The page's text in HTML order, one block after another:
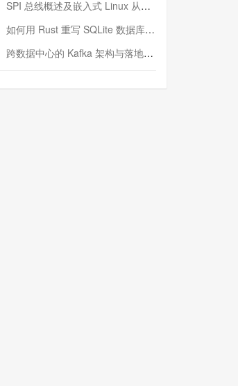
SPI 总线概述及嵌入式 Linux 从属 SPI 设备驱动程序开发（第二部分，实践）
如何用 Rust 重写 SQLite 数据库（二）:是否有市场空间？
跨数据中心的 Kafka 架构与落地实战